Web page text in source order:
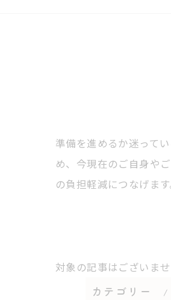
準備を進めるか迷って
め、今現在のご自身や
の負担軽減につなげます
対象の記事はございま
カテゴリー